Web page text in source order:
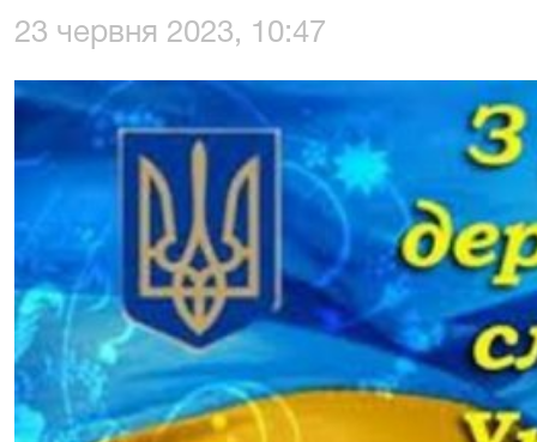
23 червня 2023, 10:47